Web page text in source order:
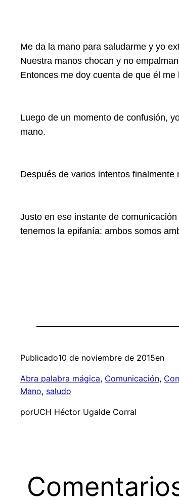
Me da la mano para saludarme y yo
Nuestra manos chocan y no
Entonces me doy cuenta de que él me
Luego de un momento de confusión,
mano.
Después de varios intentos
Justo en ese instante de
tenemos la epifanía: ambos somos
Publicado10 de noviembre de 2015en
Abra palabra mágica, Comunicación,
Mano, saludo
porUCH Héctor Ugalde Corral